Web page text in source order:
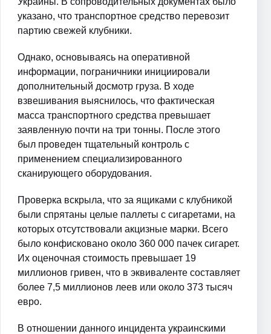
указано, что транспортное средство перевозит
партию свежей клубники.
Однако, основываясь на оперативной
информации, пограничники инициировали
дополнительный досмотр груза. В ходе
взвешивания выяснилось, что фактическая
масса транспортного средства превышает
заявленную почти на три тонны. После этого
был проведен тщательный контроль с
применением специализированного
сканирующего оборудования.
Проверка вскрыла, что за ящиками с клубникой
были спрятаны целые паллеты с сигаретами, на
которых отсутствовали акцизные марки. Всего
было конфисковано около 360 000 пачек сигарет.
Их оценочная стоимость превышает 19
миллионов гривен, что в эквиваленте составляет
более 7,5 миллионов леев или около 373 тысяч
евро.
В отношении данного инцидента украинскими